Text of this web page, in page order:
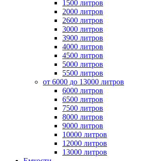
1500 литров
2000 литров
2600 литров
3000 литров
3900 литров
4000 литров
4500 литров
5000 литров
5500 литров
от 6000 до 13000 литров
6000 литров
6500 литров
7500 литров
8000 литров
9000 литров
10000 литров
12000 литров
13000 литров